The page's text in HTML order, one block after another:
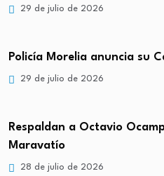
29 de julio de 2026
Policía Morelia anuncia su
29 de julio de 2026
Respaldan a Octavio
Maravatío
28 de julio de 2026